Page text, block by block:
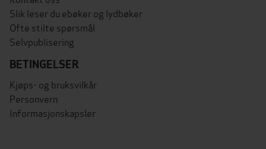
Slik leser du ebøker og lydbøker
Ofte stilte spørsmål
Selvpublisering
BETINGELSER
Kjøps- og bruksvilkår
Personvern
Informasjonskapsler